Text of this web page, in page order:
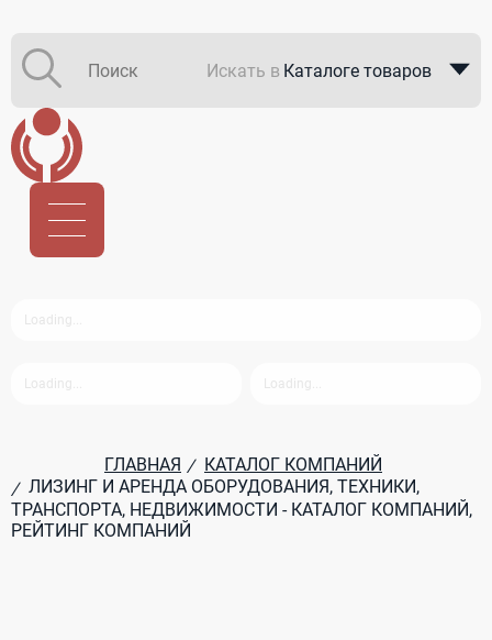
Искать в Каталоге товаров
ГЛАВНАЯ / КАТАЛОГ КОМПАНИЙ
/ ЛИЗИНГ И АРЕНДА ОБОРУДОВАНИЯ, ТЕХНИКИ,
ТРАНСПОРТА, НЕДВИЖИМОСТИ - КАТАЛОГ КОМПАНИЙ,
РЕЙТИНГ КОМПАНИЙ